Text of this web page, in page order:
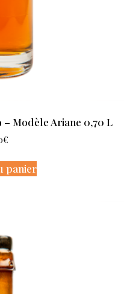
Modèle Ariane 0,70 L
€
panier